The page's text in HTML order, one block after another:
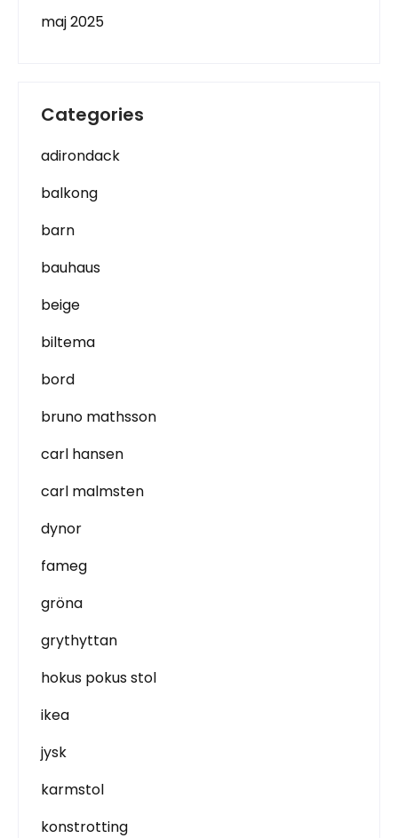
maj 2025
Categories
adirondack
balkong
barn
bauhaus
beige
biltema
bord
bruno mathsson
carl hansen
carl malmsten
dynor
fameg
gröna
grythyttan
hokus pokus stol
ikea
jysk
karmstol
konstrotting